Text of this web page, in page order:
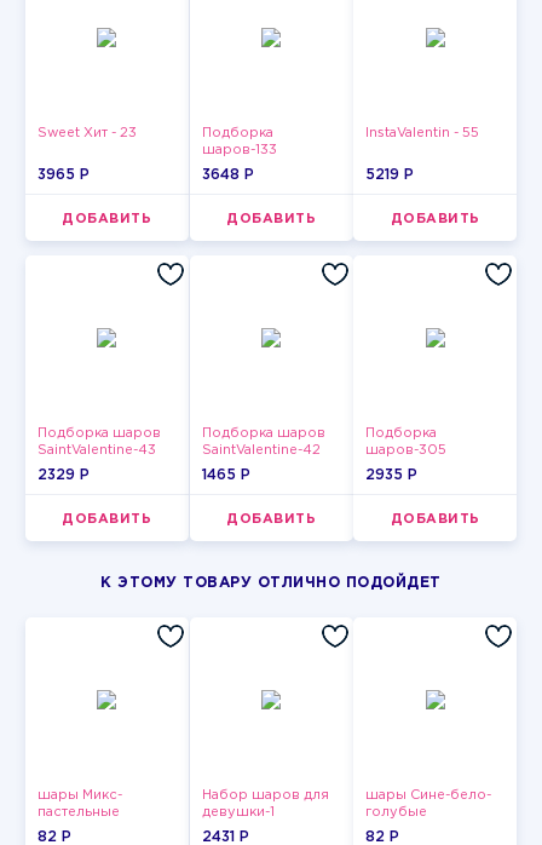
Sweet Хит - 23
3965 P
ДОБАВИТЬ
Подборка
шаров-133
3648 P
ДОБАВИТЬ
InstaValentin - 55
5219 P
ДОБАВИТЬ
Подборка шаров
SaintValentine-43
2329 P
ДОБАВИТЬ
Подборка шаров
SaintValentine-42
1465 P
ДОБАВИТЬ
Подборка
шаров-305
2935 P
ДОБАВИТЬ
К ЭТОМУ ТОВАРУ ОТЛИЧНО ПОДОЙДЕТ
шары Микс-
пастельные
82 P
Набор шаров для
девушки-1
2431 P
шары Сине-бело-
голубые
пастельные
82 P